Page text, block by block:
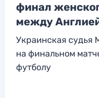
финал
между
Украинская судья
на финальном
футболу